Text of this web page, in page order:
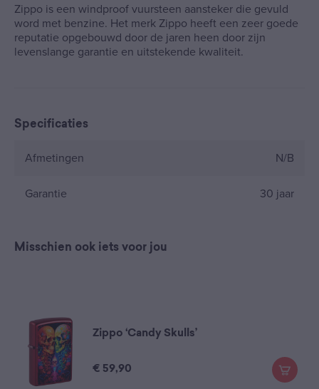
Zippo is een windproof vuursteen aansteker die gevuld
word met benzine. Het merk Zippo heeft een zeer goede
reputatie opgebouwd door de jaren heen door zijn
levenslange garantie en uitstekende kwaliteit.
Specificaties
Afmetingen N/B
Garantie 30 jaar
Misschien ook iets voor jou
Zippo ‘Candy Skulls’
€ 59,90